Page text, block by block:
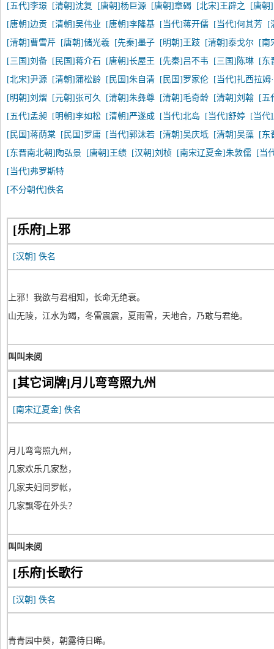
[五代]李璟
[清朝]沈复 [唐朝]杨巨源 [唐朝]章碣 [北宋]王辟之
[唐朝
[唐朝]边贡
[清朝]吴伟业 [唐朝]李隆基 [当代]蒋开儒 [当代]何其芳
[
[清朝]曹雪芹
[唐朝]储光羲 [先秦]墨子 [明朝]王跂 [清朝]泰戈尔
[南
[三国]刘备
[民国]蒋介石 [唐朝]长屋王 [先秦]吕不韦 [三国]陈琳
[东
[北宋]尹源
[清朝]蒲松龄 [民国]朱自清 [民国]罗家伦
[当代]扎西拉
[明朝]刘熠
[元朝]张可久 [清朝]朱彝尊 [清朝]毛奇龄 [清朝]刘翰
[五
[五代]孟昶
[明朝]李如松 [清朝]严遂成 [当代]北岛 [当代]舒婷
[当代
[民国]蒋荫棠
[民国]罗庸 [当代]郭沫若 [清朝]吴庆坻 [清朝]吴藻
[东
[东晋南北朝]陶弘景
[唐朝]王绩 [汉朝]刘桢 [南宋辽夏金]朱敦儒
[当
[当代]弗罗斯特
[不分朝代]佚名
[乐府]上邪
[汉朝] 佚名
上邪！我欲与君相知，长命无绝衰。
山无陵，江水为竭，冬雷震震，夏雨雪，天地合，乃敢与君绝。
叫叫未阅
[其它词牌]月儿弯弯照九州
[南宋辽夏金] 佚名
月儿弯弯照九州，
几家欢乐几家愁，
几家夫妇同罗帐，
几家飘零在外头？
叫叫未阅
[乐府]长歌行
[汉朝] 佚名
青青园中葵，朝露待日晞。